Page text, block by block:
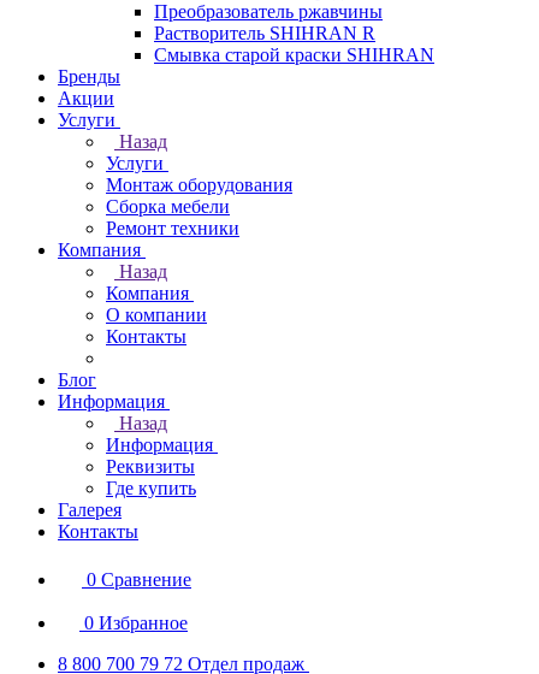
Преобразователь ржавчины
Растворитель SHIHRAN R
Смывка старой краски SHIHRAN
Бренды
Акции
Услуги
Назад
Услуги
Монтаж оборудования
Сборка мебели
Ремонт техники
Компания
Назад
Компания
О компании
Контакты
Блог
Информация
Назад
Информация
Реквизиты
Где купить
Галерея
Контакты
0 Сравнение
0 Избранное
8 800 700 79 72 Отдел продаж